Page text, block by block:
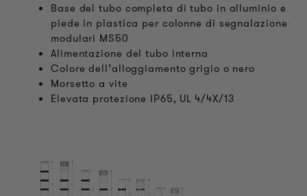
Base del tubo completa di tubo in alluminio e
piede in plastica per colonne di segnalazione
modulari MS50
Alimentazione del tubo interna
Colore dell’alloggiamento grigio o nero
Morsetto a vite
Elevata protezione IP65, UL 4/4X/13